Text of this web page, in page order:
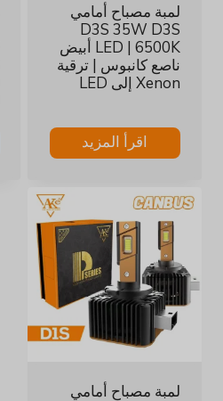
لمبة مصباح أمامي
D3S 35W D3S
LED | 6500K أبيض
ناصع كانبوس | ترقية
Xenon إلى LED
اقرأ المزيد
لمبة مصباح أمامي